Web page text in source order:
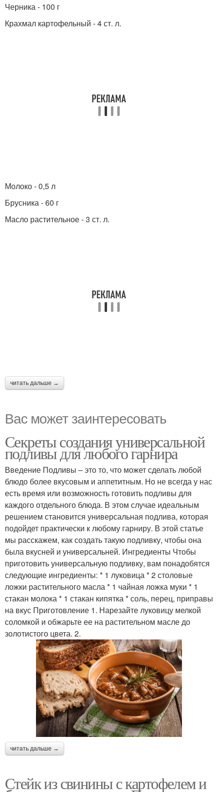
Черника - 100 г
Крахмал картофельный - 4 ст. л.
Молоко - 0,5 л
Брусника - 60 г
Масло растительное - 3 ст. л.
читать дальше →
Вас может заинтересовать
Секреты создания универсальной
подливы для любого гарнира
Введение Подливы – это то, что может сделать любой
блюдо более вкусовым и аппетитным. Но не всегда у нас
есть время или возможность готовить подливы для
каждого отдельного блюда. В этом случае идеальным
решением становится универсальная подлива, которая
подойдет практически к любому гарниру. В этой статье
мы расскажем, как создать такую подливку, чтобы она
была вкусней и универсальней. Ингредиенты Чтобы
приготовить универсальную подливку, вам понадобятся
следующие ингредиенты: * 1 луковица * 2 столовые
ложки растительного масла * 1 чайная ложка муки * 1
стакан молока * 1 стакан кипятка * соль, перец, приправы
на вкус Приготовление 1. Нарезайте луковицу мелкой
соломкой и обжарьте ее на растительном масле до
золотистого цвета. 2.
читать дальше →
Стейк из свинины с картофелем и